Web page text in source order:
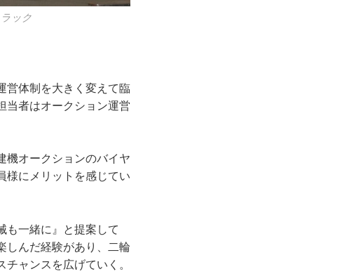
ック
営体制を大きく変えて臨
当者はオークション運営
機オークションのバイヤ
様にメリットを感じてい
も一緒に』と提案して
しんだ経験があり、二輪
ャンスを広げていく。